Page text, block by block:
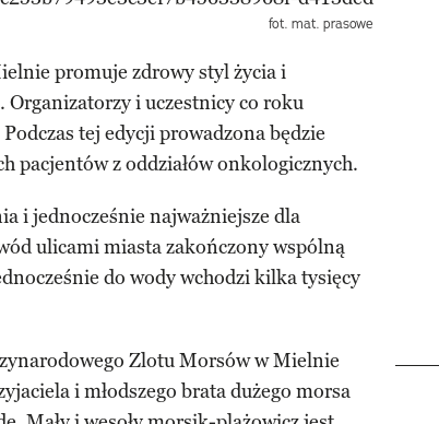
fot. mat. prasowe
promuje zdrowy styl życia i
i uczestnicy co roku
tej edycji prowadzona będzie
pacjentów z oddziałów onkologicznych.
i jednocześnie najważniejsze dla
ulicami miasta zakończony wspólną
do wody wchodzi kilka tysięcy
Zlotu Morsów w Mielnie
i młodszego brata dużego morsa